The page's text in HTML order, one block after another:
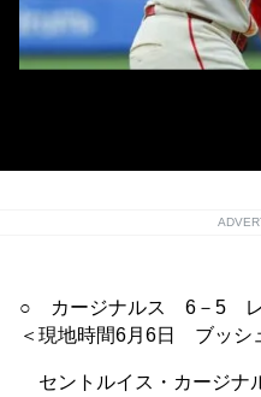
○ カージナルス 6－5
＜現地時間6月6日 ブッシ
セントルイス・カージナ